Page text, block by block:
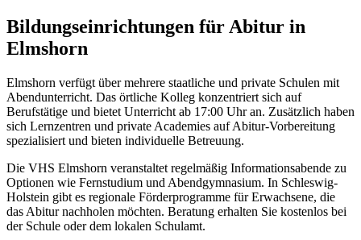
Bildungseinrichtungen für Abitur in
Elmshorn
Elmshorn verfügt über mehrere staatliche und private Schulen mit
Abendunterricht. Das örtliche Kolleg konzentriert sich auf
Berufstätige und bietet Unterricht ab 17:00 Uhr an. Zusätzlich haben
sich Lernzentren und private Academies auf Abitur-Vorbereitung
spezialisiert und bieten individuelle Betreuung.
Die VHS Elmshorn veranstaltet regelmäßig Informationsabende zu
Optionen wie Fernstudium und Abendgymnasium. In Schleswig-
Holstein gibt es regionale Förderprogramme für Erwachsene, die
das Abitur nachholen möchten. Beratung erhalten Sie kostenlos bei
der Schule oder dem lokalen Schulamt.